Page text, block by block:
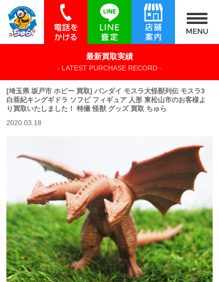
最新買取実績
- LATEST PURCHASE RECORD -
[埼玉県 坂戸市 ホビー 買取] バンダイ モスラ大怪獣列伝 モスラ3
白亜紀キングギドラ ソフビ フィギュア 人形 東松山市のお客様よ
り買取いたしました！ 特撮 怪獣 グッズ 買取 ちゅら
2020.03.18